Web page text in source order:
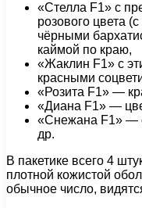
«Стелла F1» с
розового цвета
чёрными
каймой по краю,
«Жаклин F1» с
красными
«Розита F1» —
«Диана F1» —
«Снежана F1» —
др.
В пакетике всего 4
плотной кожистой
обычное число,